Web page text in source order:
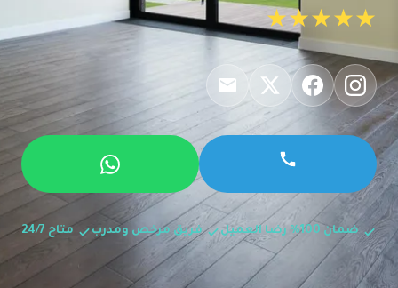
★★★★★
ضمان 100% رضا العميل فريق مرخص ومدرب متاح 24/7